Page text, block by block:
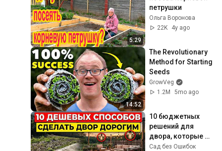
5:29
петрушки
Ольга Воронова
22K
4y ago
14:52
The Revolutionary
Method for Starting
Seeds
GrowVeg
1.2M
5mo ago
10 бюджетных
решений для
двора, которые
мгновенно
Сад без Ошибок